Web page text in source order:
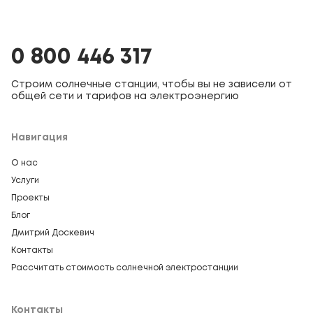
0 800 446 317
Строим солнечные станции, чтобы вы не зависели от
общей сети и тарифов на электроэнергию
Навигация
О нас
Услуги
Проекты
Блог
Дмитрий Доскевич
Контакты
Рассчитать стоимость солнечной электростанции
Контакты